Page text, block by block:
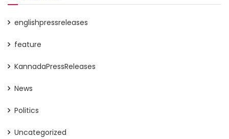
englishpressreleases
feature
KannadaPressReleases
News
Politics
Uncategorized